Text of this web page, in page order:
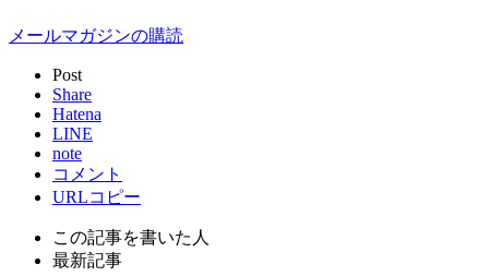
メールマガジンの購読
Post
Share
Hatena
LINE
note
コメント
URLコピー
この記事を書いた人
最新記事